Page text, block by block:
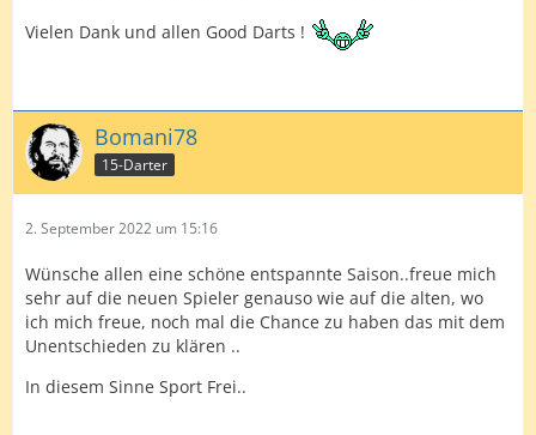
Vielen Dank und allen Good Darts !
Bomani78
15-Darter
2. September 2022 um 15:16
Wünsche allen eine schöne entspannte Saison..freue mich
sehr auf die neuen Spieler genauso wie auf die alten, wo
ich mich freue, noch mal die Chance zu haben das mit dem
Unentschieden zu klären ..
In diesem Sinne Sport Frei..